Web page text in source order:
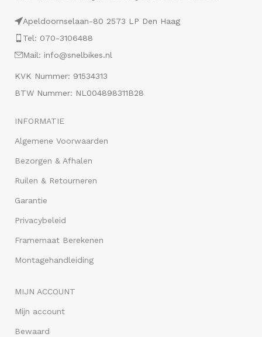
Apeldoornselaan-80 2573 LP Den Haag
Tel: 070-3106488
Mail: info@snelbikes.nl
KVK Nummer: 91534313
BTW Nummer: NL004898311B28
INFORMATIE
Algemene Voorwaarden
Bezorgen & Afhalen
Ruilen & Retourneren
Garantie
Privacybeleid
Framemaat Berekenen
Montagehandleiding
MIJN ACCOUNT
Mijn account
Bewaard